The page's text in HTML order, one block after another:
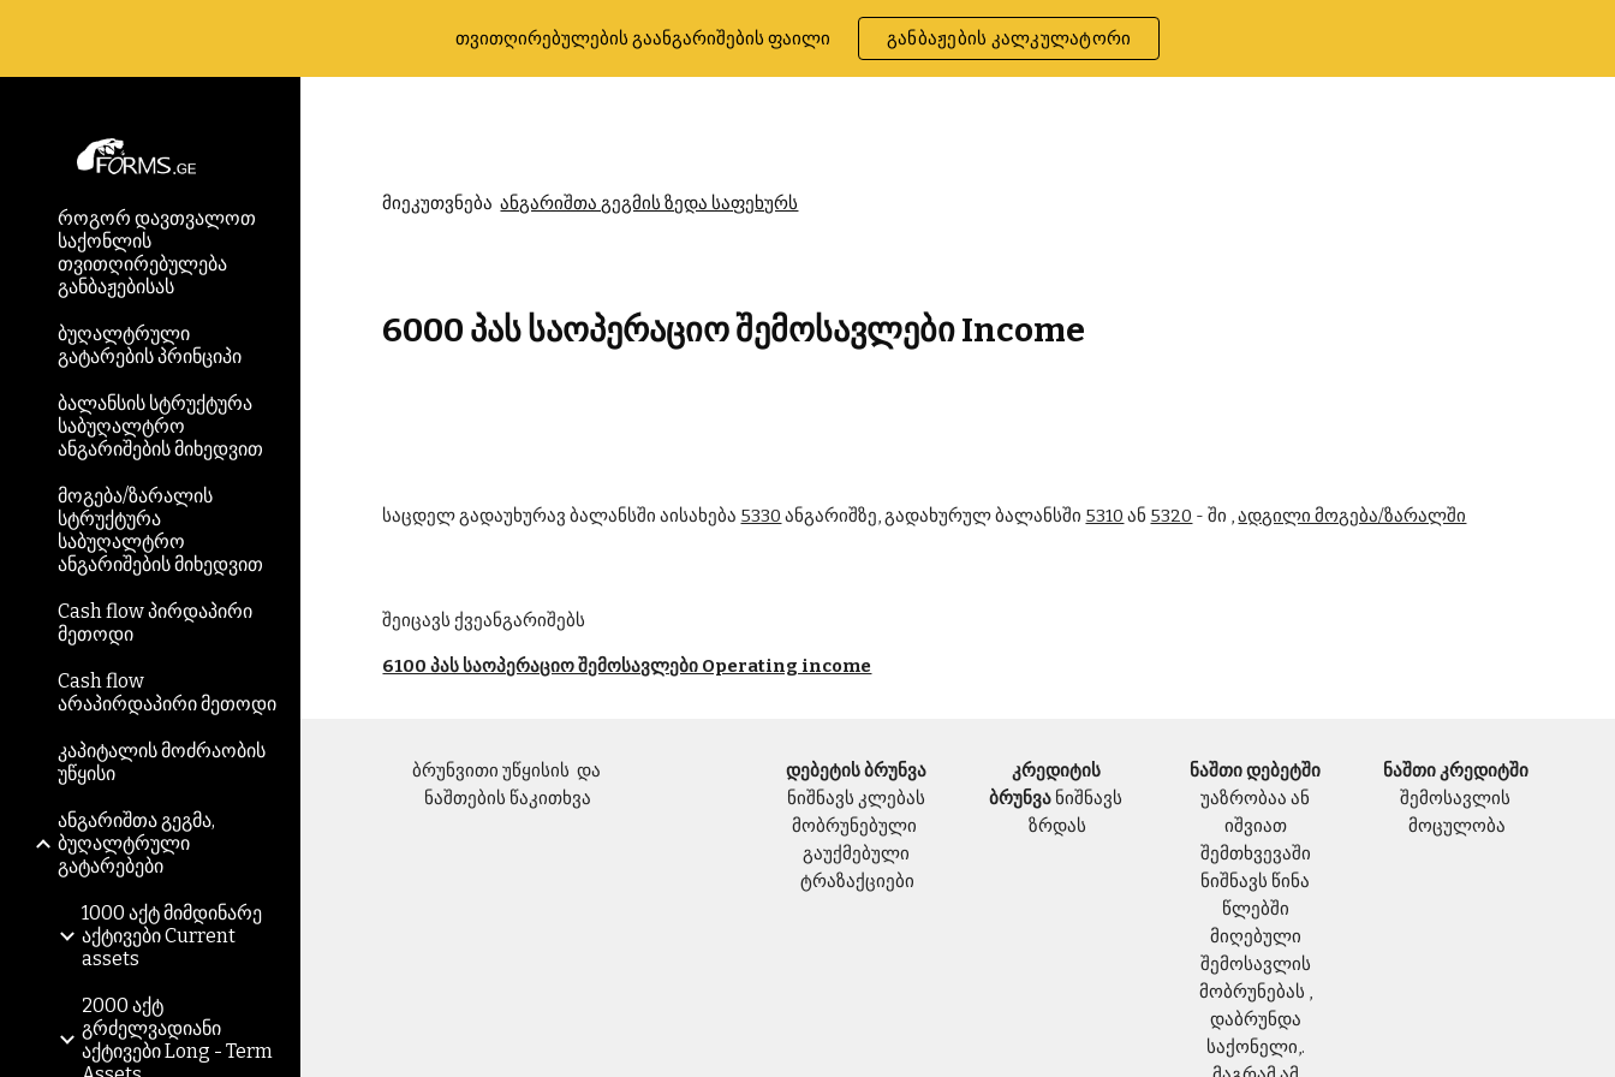
Skip to main content Skip to navigation
თვითღირებულების გაანგარიშების ფაილი განბაჟების კალკულატორი
როგორ დავთვალოთ
საქონლის
თვითღირებულება
განბაჟებისას
ბუღალტრული
გატარების პრინციპი
ბალანსის სტრუქტურა
საბუღალტრო
ანგარიშების მიხედვით
მოგება/ზარალის
სტრუქტურა
საბუღალტრო
ანგარიშების მიხედვით
Cash flow პირდაპირი
მეთოდი
Cash flow
არაპირდაპირი მეთოდი
კაპიტალის მოძრაობის
უწყისი
ანგარიშთა გეგმა,
ბუღალტრული
გატარებები
1000 აქტ მიმდინარე
აქტივები Current
assets
2000 აქტ
გრძელვადიანი
აქტივები Long - Term
მიეკუთვნება ანგარიშთა გეგმის ზედა საფეხურს
6000 პას საოპერაციო შემოსავლები Income
საცდელ გადაუხურავ ბალანსში აისახება 5330 ანგარიშზე, გადახურულ ბალანსში 5310 ან 5320 - ში , ადგილი მოგება/ზარალში
შეიცავს ქვეანგარიშებს
6100 პას საოპერაციო შემოსავლები Operating income
ბრუნვითი უწყისის  და
ნაშთების წაკითხვა
დებეტის ბრუნვა
ნიშნავს კლებას
მობრუნებული
გაუქმებული
ტრაზაქციები
კრედიტის
ბრუნვა ნიშნავს
ზრდას
ნაშთი დებეტში
უაზრობაა ან
იშვიათ
შემთხვევაში
ნიშნავს წინა
წლებში
მიღებული
შემოსავლის
მობრუნებას ,
დაბრუნდა
საქონელი,.
ნაშთი კრედიტში
შემოსავლის
მოცულობა